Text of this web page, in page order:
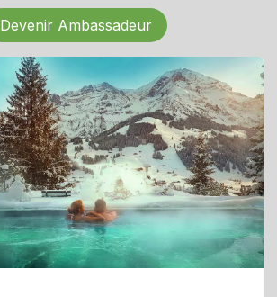
Devenir Ambassadeur